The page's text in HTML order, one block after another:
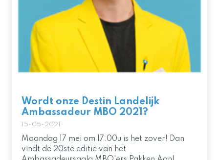
Wordt onze Destin Landelijk
Ambassadeur MBO 2021?
15-05-2021
Maandag 17 mei om 17.00u is het zover! Dan
vindt de 20ste editie van het